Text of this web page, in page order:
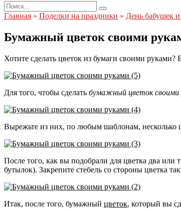
Search
for:
Главная » Поделки на праздники » День бабушек
Бумажный цветок своими
Хотите сделать цветок из бумаги своими
Для того, чтобы сделать бумажный цветок своими
Вырежьте из них, по любым шаблонам, несколько
После того, как вы подобрали для цветка два или
бутылок). Закрепите стебель со стороны цветка
Итак, после того, бумажный цветок, который вы